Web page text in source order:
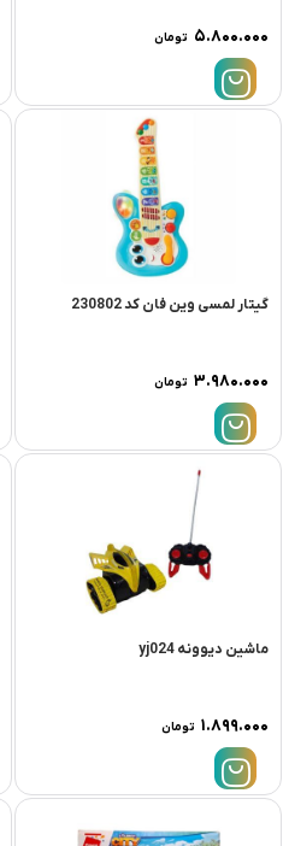
۵.۸۰۰.۰۰۰ تومان
گیتار لمسی وین فان کد 230802
۳.۹۸۰.۰۰۰ تومان
ماشين ديوونه yj024
۱.۸۹۹.۰۰۰ تومان